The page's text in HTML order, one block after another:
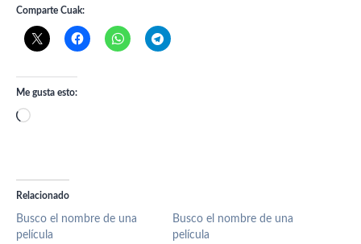
Comparte Cuak:
Me gusta esto:
Cargando...
Relacionado
Busco el nombre de una
película
Busco el nombre de una
película